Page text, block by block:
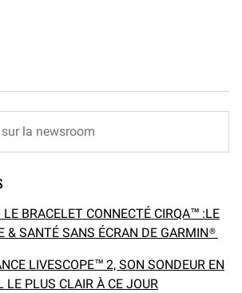
LE BRACELET CONNECTÉ CIRQA™ :LE
& SANTÉ SANS ÉCRAN DE GARMIN®
LIVESCOPE™ 2, SON SONDEUR EN
LE PLUS CLAIR À CE JOUR